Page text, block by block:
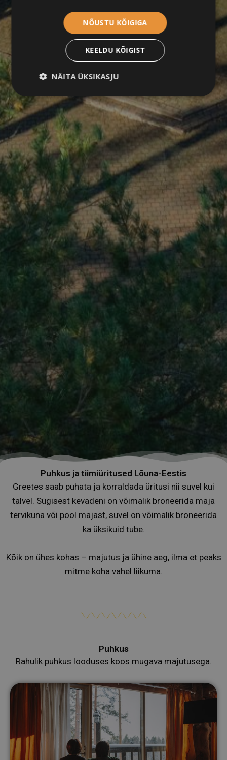
Puhkus ja tiimiüritused Lõuna-Eestis
Greetes saab puhata ja korraldada üritusi nii suvel kui
talvel. Sügisest kevadeni on võimalik broneerida maja
tervikuna või pool majast, suvel on võimalik broneerida
ka üksikuid tube.
Kõik on ühes kohas – majutus ja ühine aeg, ilma et peaks
mitme koha vahel liikuma.
Puhkus
Rahulik puhkus looduses koos mugava majutusega.
NÕUSTU KÕIGIGA
KEELDU KÕIGIST
NÄITA ÜKSIKASJU